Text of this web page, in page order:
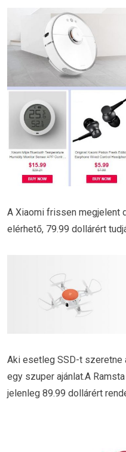
A Xiaomi frissen megjelent
elérhető, 79.99 dollárért
Aki esetleg SSD-t szeretne
egy szuper ajánlat.A
jelenleg 89.99 dollárért